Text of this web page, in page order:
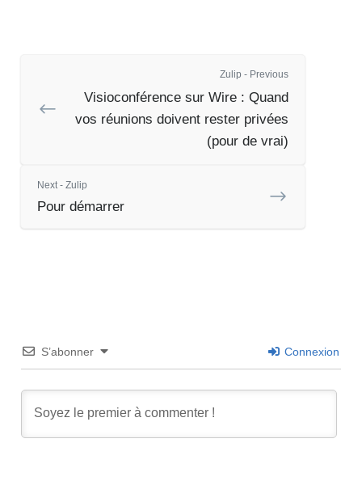
Zulip - Previous
Visioconférence sur Wire : Quand
vos réunions doivent rester privées
(pour de vrai)
Next - Zulip
Pour démarrer
S’abonner Connexion